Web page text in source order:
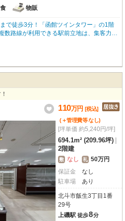
物販
で徒歩3分！「函館ツインタワー」の1階
数路線が利用できる駅前立地は、集客力に
ケルトン物件は、飲食全般（重飲食含
対応可能。前面ガラス張りで視認性も高
はコンビニ、銀行、飲食店、観光名所の朝
す。常駐管理で安心。エレベーター、OA
。24時間利用可能で、ビジネスチャンス
関口で新たなビジネスを始めてみません
ださい。
110万円 [税込]
(＋管理費等なし)
[坪単価 約5,240円/坪]
694.1m² (209.96坪)
2階建
敷 なし 礼 50万円
保証金
なし
駐車場
あり
北斗市飯生3丁目1番
29号
上磯駅 徒歩8分